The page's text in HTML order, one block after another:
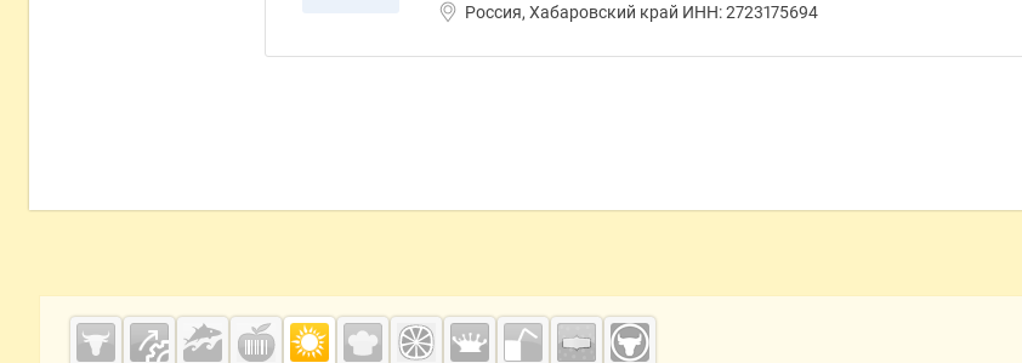
Россия, Хабаровский край ИНН: 2723175694
Дополнительная информация
Cсылки на полезные проекты